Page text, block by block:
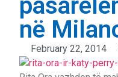
në
February 22, 2014